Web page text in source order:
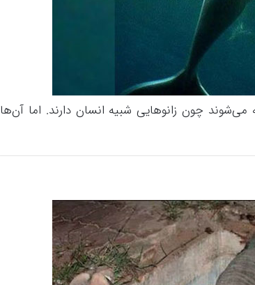
می‌شوند چون زانو‌هایی شبیه انسان دارند. اما آن‌ها